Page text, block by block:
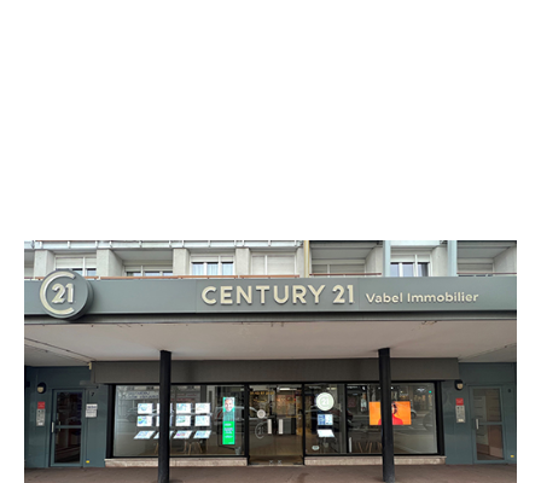
CENTURY 21 Vabel Immobilier
7 rue de Paris
JOINVILLE LE PONT - 94340
Envoyer un message